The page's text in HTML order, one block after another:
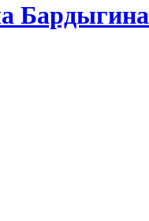
Бардыгина